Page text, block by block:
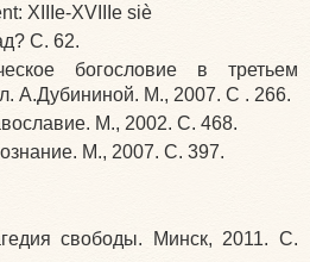
XIIIe-XVIIIe siè
С. 62.
богословие в третьем
А.Дубининой. М., 2007. С . 266.
М., 2002. С. 468.
М., 2007. С. 397.
свободы. Минск, 2011. С.